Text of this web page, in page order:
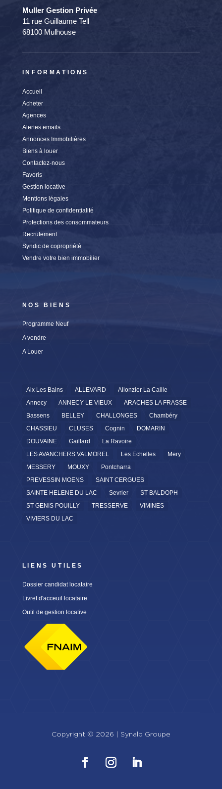
Muller Gestion Privée
11 rue Guillaume Tell
68100 Mulhouse
INFORMATIONS
Accueil
Acheter
Agences
Alertes emails
Annonces Immobilières
Biens à louer
Contactez-nous
Favoris
Gestion locative
Mentions légales
Politique de confidentialité
Protections des consommateurs
Recrutement
Syndic de copropriété
Vendre votre bien immobilier
NOS BIENS
Programme Neuf
A vendre
A Louer
Aix Les Bains ALLEVARD
Allonzier La Caille
Annecy
ANNECY LE VIEUX
ARACHES LA FRASSE
Bassens
BELLEY CHALLONGES
Chambéry
CHASSIEU
CLUSES Cognin
DOMARIN
DOUVAINE
Gaillard
La Ravoire
LES AVANCHERS VALMOREL
Les Echelles
Mery
MESSERY
MOUXY
Pontcharra
PREVESSIN MOENS
SAINT CERGUES
SAINTE HELENE DU LAC
Sevrier
ST BALDOPH
ST GENIS POUILLY
TRESSERVE
VIMINES
VIVIERS DU LAC
LIENS UTILES
Dossier candidat locataire
Livret d'acceuil locataire
Outil de gestion locative
Copyright © 2026 | Synalp Groupe